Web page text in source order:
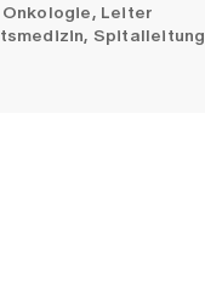
Leiter
Spitalleitung